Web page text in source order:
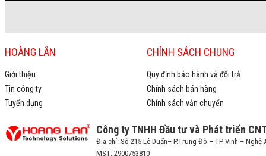
HOÀNG LÂN
Giới thiệu
Tin công ty
Tuyển dụng
CHÍNH SÁCH CHUNG
Quy định bảo hành và đổi trả
Chính sách bán hàng
Chính sách vận chuyển
Công ty TNHH Đầu tư và Phát triển
Địa chỉ: Số 215 Lê Duẩn– P.Trung Đô – TP Vinh – Nghệ
MST: 2900753810